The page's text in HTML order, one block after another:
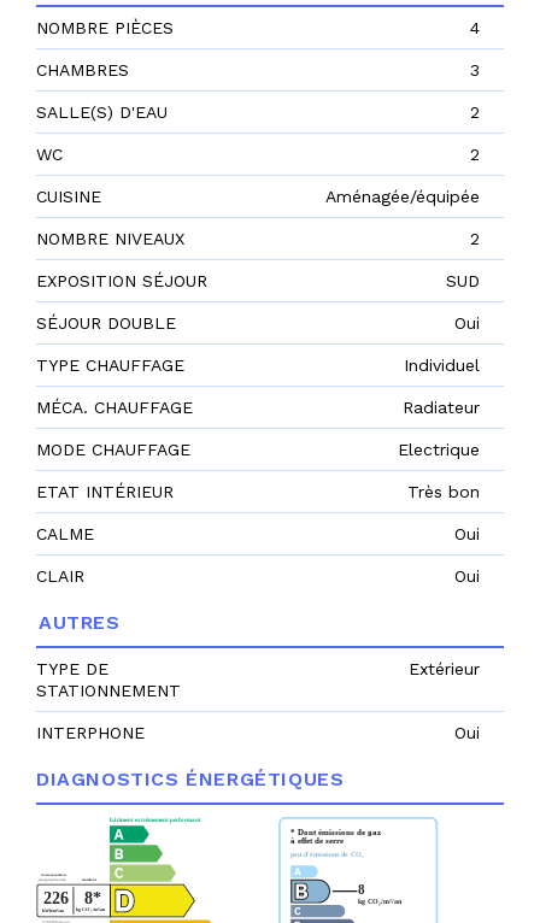
NOMBRE PIÈCES 4
CHAMBRES 3
SALLE(S) D'EAU 2
WC 2
CUISINE Aménagée/équipée
NOMBRE NIVEAUX 2
EXPOSITION SÉJOUR SUD
SÉJOUR DOUBLE Oui
TYPE CHAUFFAGE Individuel
MÉCA. CHAUFFAGE Radiateur
MODE CHAUFFAGE Electrique
ETAT INTÉRIEUR Très bon
CALME Oui
CLAIR Oui
AUTRES
TYPE DE
STATIONNEMENT
Extérieur
INTERPHONE Oui
DIAGNOSTICS ÉNERGÉTIQUES